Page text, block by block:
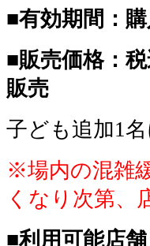
■有効期間：
■販売価格：
販売
子ども追加1
※場内の混雑
くなり次第、
■利用可能店